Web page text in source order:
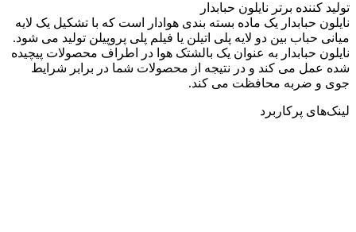
تولید کننده برتر نایلون حبابدار
نایلون حبابدار یک ماده بسته بندی هوادار است که با تشکیل یک لایه
میانی حباب بین دو لایه پلی اتیلن یا فیلم پلی پروپیلن تولید می شود.
نایلون حبابدار به عنوان یک بالشتک هوا در اطراف محصولات پیچیده
شده عمل می کند و در نتیجه از محصولات شما در برابر شرایط
جوی و ضربه محافظت می کند.
لینک‌های پرکاربرد